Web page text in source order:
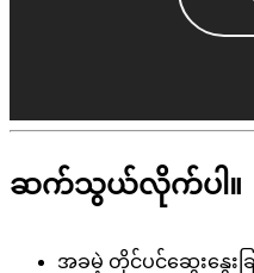
ဆက်သွယ်လိုက်ပါ။
အခမဲ့ တိုင်ပင်ဆွေးနွေးခြ